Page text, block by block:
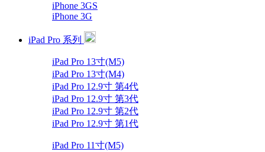
iPhone 3GS
iPhone 3G
iPad Pro 系列
iPad Pro 13寸(M5)
iPad Pro 13寸(M4)
iPad Pro 12.9寸 第4代
iPad Pro 12.9寸 第3代
iPad Pro 12.9寸 第2代
iPad Pro 12.9寸 第1代
iPad Pro 11寸(M5)